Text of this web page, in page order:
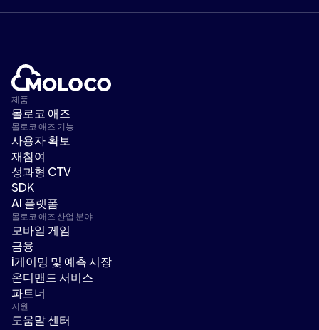
제품
몰로코 애즈
몰로코 애즈 기능
사용자 확보
재참여
성과형 CTV
SDK
AI 플랫폼
몰로코 애즈 산업 분야
모바일 게임
금융
i게이밍 및 예측 시장
온디맨드 서비스
파트너
지원
도움말 센터